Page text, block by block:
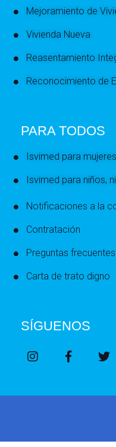
Mejoramiento de
Vivienda Nueva
Reasentamiento
Reconocimiento de
PARA TODOS
Isvimed para mujeres
Isvimed para niños,
Notificaciones a la
Contratación
Preguntas frecuentes
Carta de trato digno
SÍGUENOS